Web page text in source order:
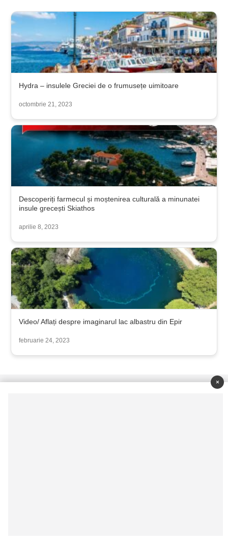
Hydra – insulele Greciei de o frumusețe uimitoare
octombrie 21, 2023
Descoperiți farmecul și moștenirea culturală a minunatei
insule grecești Skiathos
aprilie 8, 2023
Video/ Aflați despre imaginarul lac albastru din Epir
februarie 24, 2023
×